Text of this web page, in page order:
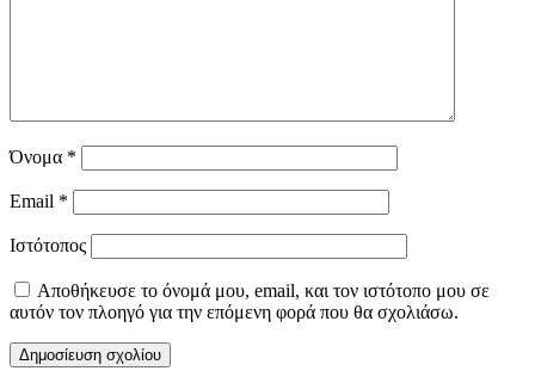
Όνομα *
Email *
Ιστότοπος
Αποθήκευσε το όνομά μου, email, και τον ιστότοπο μου σε
αυτόν τον πλοηγό για την επόμενη φορά που θα σχολιάσω.